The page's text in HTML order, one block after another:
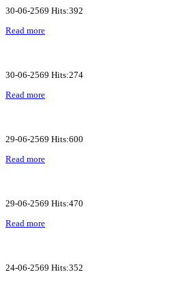
30-06-2569 Hits:392
Read more
30-06-2569 Hits:274
Read more
29-06-2569 Hits:600
Read more
29-06-2569 Hits:470
Read more
24-06-2569 Hits:352